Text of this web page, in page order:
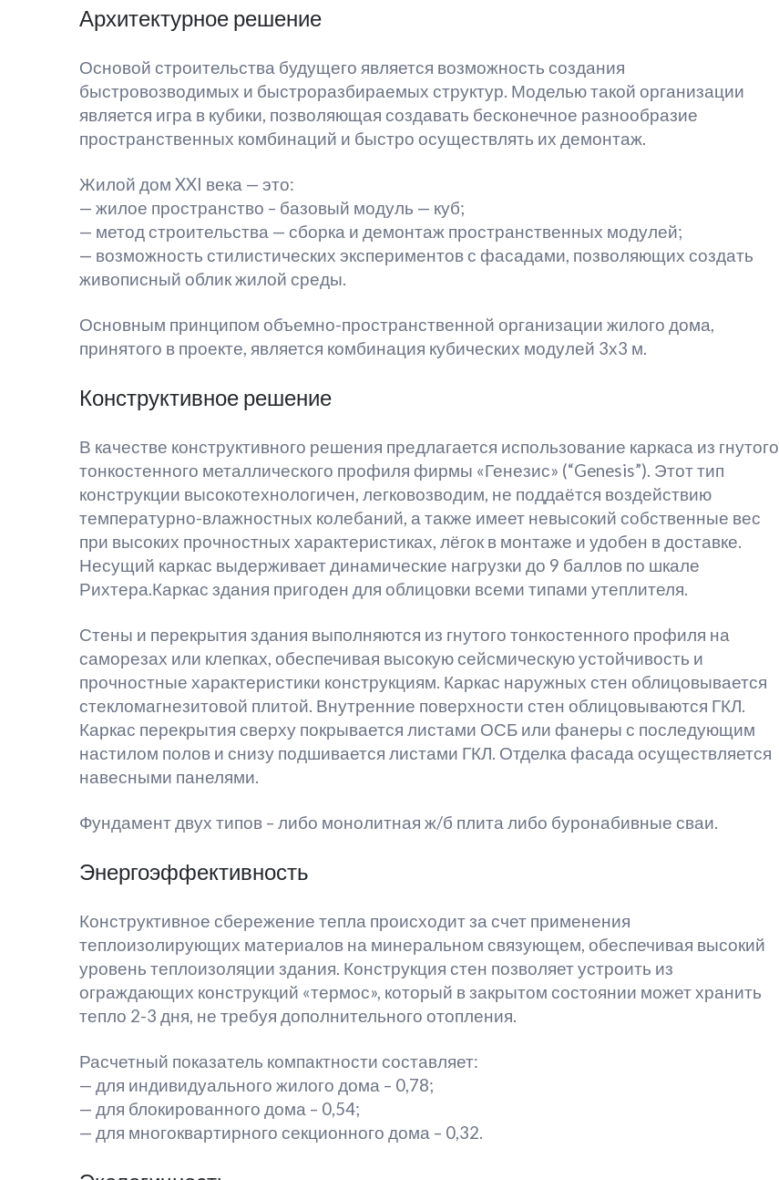
Архитектурное решение
Основой строительства будущего является возможность создания
быстровозводимых и быстроразбираемых структур. Моделью такой организации
является игра в кубики, позволяющая создавать бесконечное разнообразие
пространственных комбинаций и быстро осуществлять их демонтаж.
Жилой дом XXI века — это:
— жилое пространство – базовый модуль — куб;
— метод строительства — сборка и демонтаж пространственных модулей;
— возможность стилистических экспериментов с фасадами, позволяющих создать
живописный облик жилой среды.
Основным принципом объемно-пространственной организации жилого дома,
принятого в проекте, является комбинация кубических модулей 3х3 м.
Конструктивное решение
В качестве конструктивного решения предлагается использование каркаса из гнутого
тонкостенного металлического профиля фирмы «Генезис» (“Genesis”). Этот тип
конструкции высокотехнологичен, легковозводим, не поддаётся воздействию
температурно-влажностных колебаний, а также имеет невысокий собственные вес
при высоких прочностных характеристиках, лёгок в монтаже и удобен в доставке.
Несущий каркас выдерживает динамические нагрузки до 9 баллов по шкале
Рихтера.Каркас здания пригоден для облицовки всеми типами утеплителя.
Стены и перекрытия здания выполняются из гнутого тонкостенного профиля на
саморезах или клепках, обеспечивая высокую сейсмическую устойчивость и
прочностные характеристики конструкциям. Каркас наружных стен облицовывается
стекломагнезитовой плитой. Внутренние поверхности стен облицовываются ГКЛ.
Каркас перекрытия сверху покрывается листами ОСБ или фанеры с последующим
настилом полов и снизу подшивается листами ГКЛ. Отделка фасада осуществляется
навесными панелями.
Фундамент двух типов – либо монолитная ж/б плита либо буронабивные сваи.
Энергоэффективность
Конструктивное сбережение тепла происходит за счет применения
теплоизолирующих материалов на минеральном связующем, обеспечивая высокий
уровень теплоизоляции здания. Конструкция стен позволяет устроить из
ограждающих конструкций «термос», который в закрытом состоянии может хранить
тепло 2-3 дня, не требуя дополнительного отопления.
Расчетный показатель компактности составляет:
— для индивидуального жилого дома – 0,78;
— для блокированного дома – 0,54;
— для многоквартирного секционного дома – 0,32.